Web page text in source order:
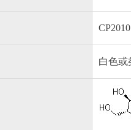
CP2010
白色或